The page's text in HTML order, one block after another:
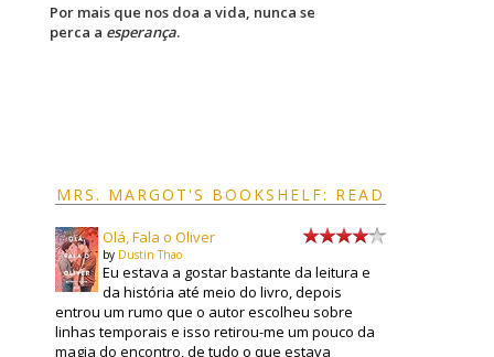
Por mais que nos doa a vida, nunca se
perca a esperança.
MRS. MARGOT'S BOOKSHELF: READ
Olá, Fala o Oliver
by Dustin Thao
Eu estava a gostar bastante da leitura e
da história até meio do livro, depois
entrou um rumo que o autor escolheu sobre
linhas temporais e isso retirou-me um pouco da
magia do encontro, de tudo o que estava